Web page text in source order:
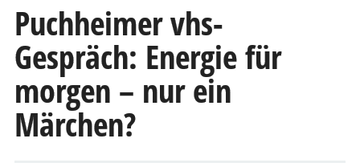
Text
Puchheimer vhs-
Gespräch: Energie für
morgen – nur ein
Märchen?